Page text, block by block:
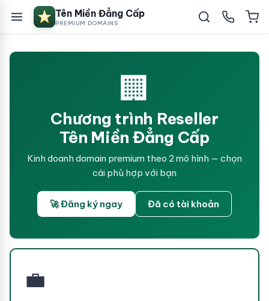
Tên Miền Đẳng Cấp
PREMIUM DOMAINS
🏢
Chương trình Reseller
Tên Miền Đẳng Cấp
Kinh doanh domain premium theo 2 mô hình — chọn
cái phù hợp với bạn
🚀 Đăng ký ngay Đã có tài khoản
💼